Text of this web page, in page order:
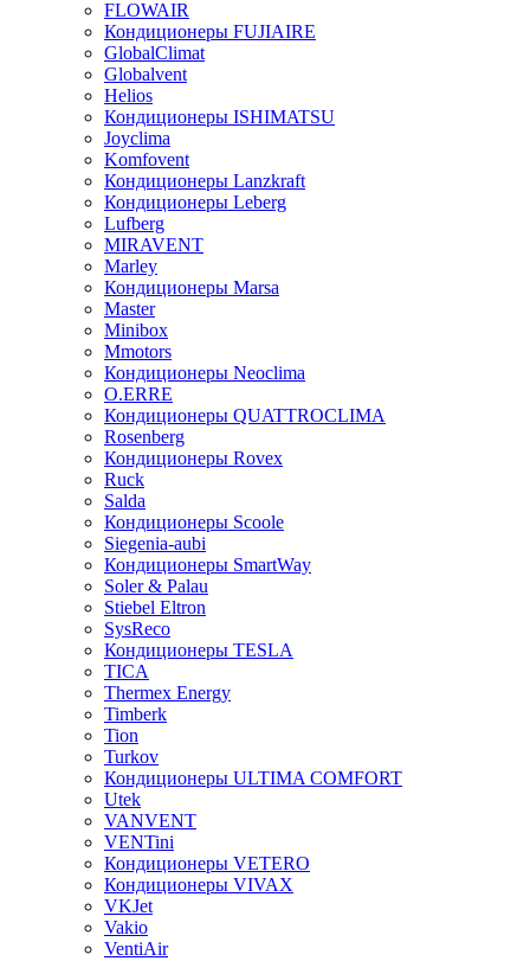
FLOWAIR
Кондиционеры FUJIAIRE
GlobalClimat
Globalvent
Helios
Кондиционеры ISHIMATSU
Joyclima
Komfovent
Кондиционеры Lanzkraft
Кондиционеры Leberg
Lufberg
MIRAVENT
Marley
Кондиционеры Marsa
Master
Minibox
Mmotors
Кондиционеры Neoclima
O.ERRE
Кондиционеры QUATTROCLIMA
Rosenberg
Кондиционеры Rovex
Ruck
Salda
Кондиционеры Scoole
Siegenia-aubi
Кондиционеры SmartWay
Soler & Palau
Stiebel Eltron
SysReco
Кондиционеры TESLA
TICA
Thermex Energy
Timberk
Tion
Turkov
Кондиционеры ULTIMA COMFORT
Utek
VANVENT
VENTini
Кондиционеры VETERO
Кондиционеры VIVAX
VKJet
Vakio
VentiAir